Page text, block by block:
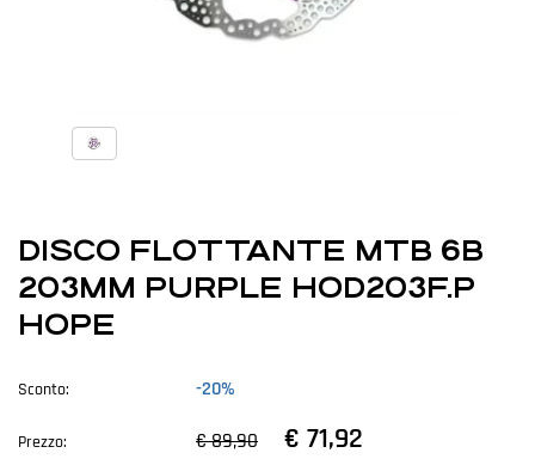
DISCO FLOTTANTE MTB 6B
203MM PURPLE HOD203F.P
HOPE
Sconto: -20%
Prezzo: € 89,90 € 71,92